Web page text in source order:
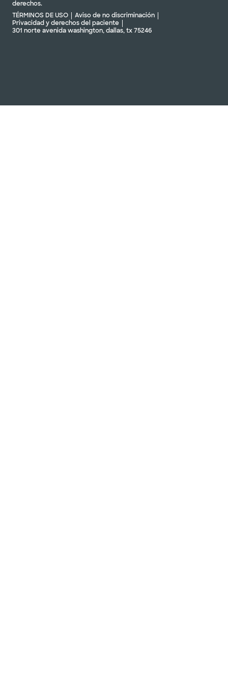
derechos.
TÉRMINOS DE USO
Aviso de no discriminación
Privacidad y derechos del paciente
301 norte avenida washington, dallas, tx 75246